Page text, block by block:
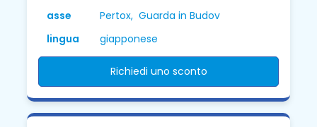
asse
Pertox, Guarda in Budov
lingua
giapponese
Richiedi uno sconto